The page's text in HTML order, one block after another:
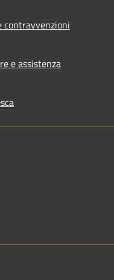
contravvenzioni
e assistenza